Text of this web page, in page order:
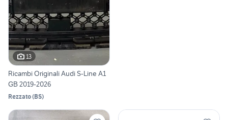
13
Ricambi Originali Audi S-Line A1
GB 2019-2026
Rezzato(BS)